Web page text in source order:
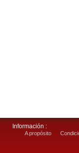
Información :
A propósito